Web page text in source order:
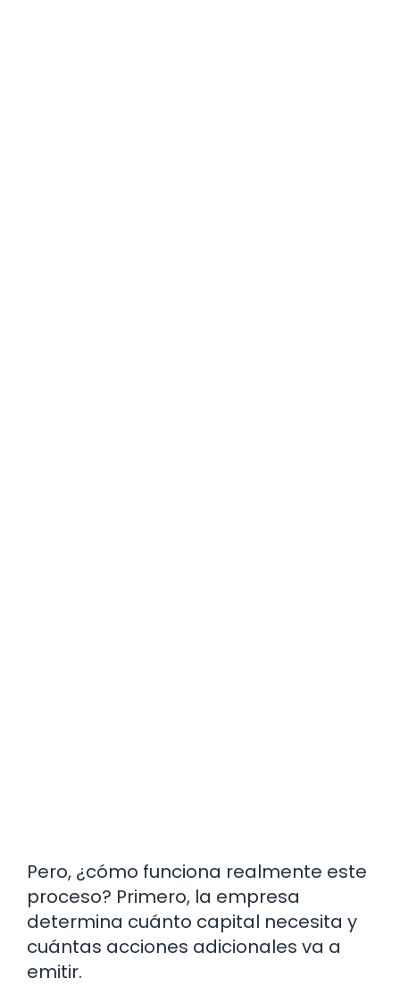
Pero, ¿cómo funciona realmente este
proceso? Primero, la empresa
determina cuánto capital necesita y
cuántas acciones adicionales va a
emitir.